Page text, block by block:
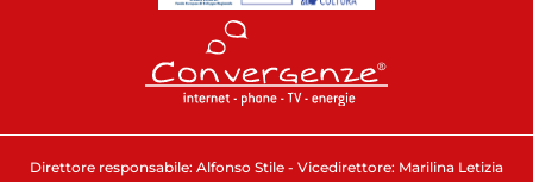
Direttore responsabile: Alfonso Stile - Vicedirettore: Marilina Letizia